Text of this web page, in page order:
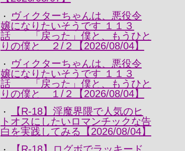
・
ヴィクターちゃんは、悪役令
嬢になりたいそうです １１３
話 「戻った」僕と、もうひと
りの僕と ２/２【2026/08/04】
・
ヴィクターちゃんは、悪役令
嬢になりたいそうです １１３
話 「戻った」僕と、もうひと
りの僕と １/２【2026/08/04】
・
【R-18】淫魔界隈で人気のヒ
トオスにしたいロマンチックな告
白を実践してみる【2026/08/04】